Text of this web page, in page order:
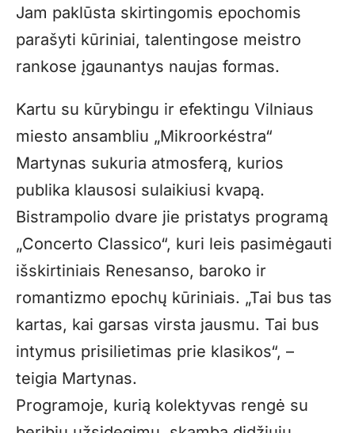
Jam paklūsta skirtingomis epochomis
parašyti kūriniai, talentingose meistro
rankose įgaunantys naujas formas.
Kartu su kūrybingu ir efektingu Vilniaus
miesto ansambliu „Mikroorkéstra“
Martynas sukuria atmosferą, kurios
publika klausosi sulaikiusi kvapą.
Bistrampolio dvare jie pristatys programą
„Concerto Classico“, kuri leis pasimėgauti
išskirtiniais Renesanso, baroko ir
romantizmo epochų kūriniais. „Tai bus tas
kartas, kai garsas virsta jausmu. Tai bus
intymus prisilietimas prie klasikos“, –
teigia Martynas.
Programoje, kurią kolektyvas rengė su